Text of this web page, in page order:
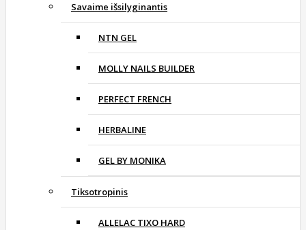
Savaime išsilyginantis
NTN GEL
MOLLY NAILS BUILDER
PERFECT FRENCH
HERBALINE
GEL BY MONIKA
Tiksotropinis
ALLELAC TIXO HARD